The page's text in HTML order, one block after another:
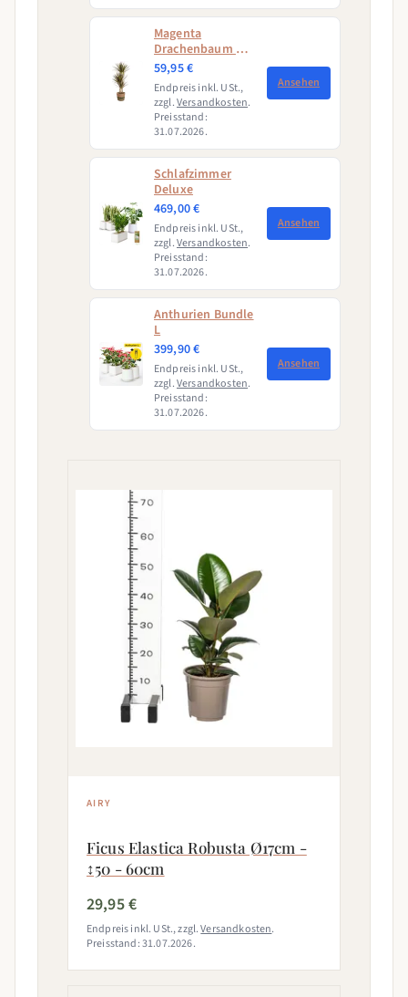
Magenta
Drachenbaum mit
Korb (Dracaena
Marginata
Magenta)
59,95 €
Endpreis inkl. USt.,
zzgl.Versandkosten.
Preisstand:
31.07.2026.
Ansehen
Schlafzimmer
Deluxe
469,00 €
Endpreis inkl. USt.,
zzgl.Versandkosten.
Preisstand:
31.07.2026.
Ansehen
Anthurien Bundle
L
399,90 €
Endpreis inkl. USt.,
zzgl.Versandkosten.
Preisstand:
31.07.2026.
Ansehen
AIRY
Ficus Elastica Robusta Ø17cm -
↕50 - 60cm
29,95 €
Endpreis inkl. USt., zzgl.Versandkosten.
Preisstand: 31.07.2026.